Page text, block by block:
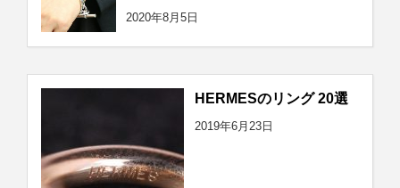
2020年8月5日
HERMESのリング 20選
2019年6月23日